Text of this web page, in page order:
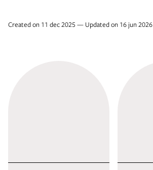
Created on 11 dec 2025 — Updated on 16 jun 2026